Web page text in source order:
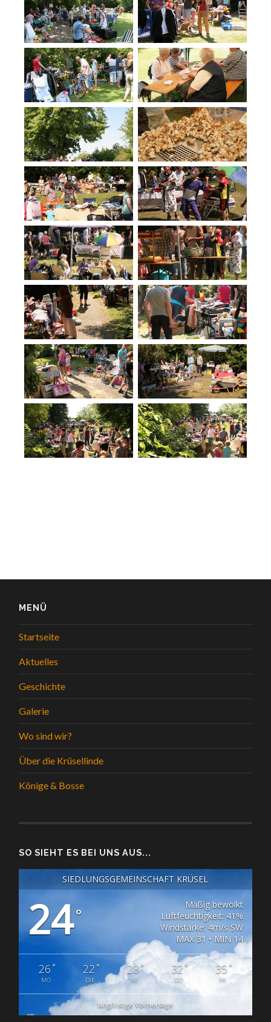
MENÜ
Startseite
Aktuelles
Geschichte
Galerie
Wo sind wir?
Über die Krüsellinde
Könige & Bosse
SO SIEHT ES BEI UNS AUS...
SIEDLUNGSGEMEINSCHAFT KRÜSEL
24°
Mäßig bewölkt
Luftfeuchtigkeit: 41%
Windstärke: 4m/s SW
MAX 31 • MIN 14
26°
MO
22 °
DIE
28°
MI
32°
DO
35°
FR
langfristige Vorhersage